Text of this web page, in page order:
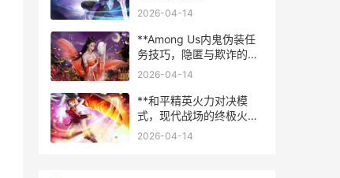
2026-04-14
**Among Us内鬼伪装任
务技巧，隐匿与欺诈的艺
术**
2026-04-14
**和平精英火力对决模
式，现代战场的终极火力
交响曲**
2026-04-14